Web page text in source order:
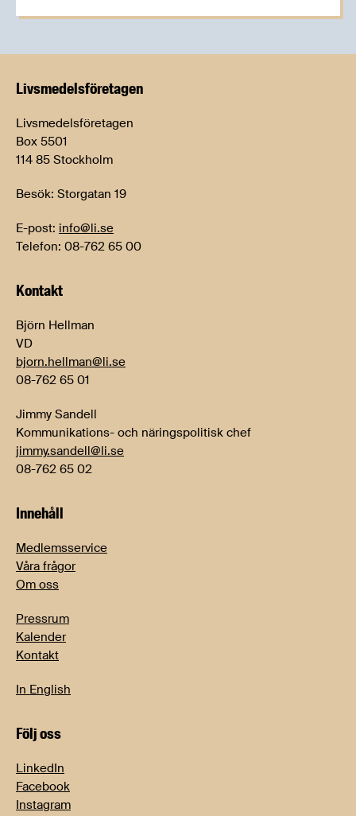
Livsmedels­företagen
Livsmedelsföretagen
Box 5501
114 85 Stockholm
Besök: Storgatan 19
E-post: info@li.se
Telefon: 08-762 65 00
Kontakt
Björn Hellman
VD
bjorn.hellman@li.se
08-762 65 01
Jimmy Sandell
Kommunikations- och näringspolitisk chef
jimmy.sandell@li.se
08-762 65 02
Innehåll
Medlemsservice
Våra frågor
Om oss
Pressrum
Kalender
Kontakt
In English
Följ oss
LinkedIn
Facebook
Instagram